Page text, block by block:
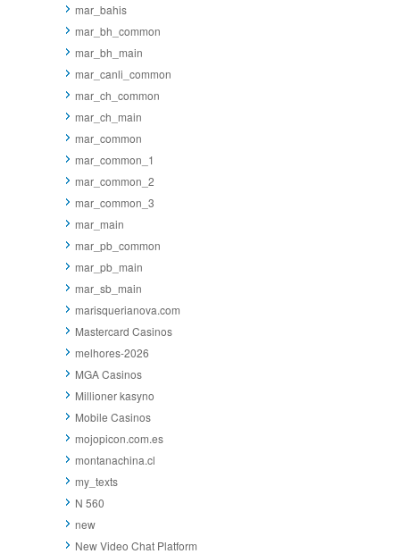
mar_bahis
mar_bh_common
mar_bh_main
mar_canli_common
mar_ch_common
mar_ch_main
mar_common
mar_common_1
mar_common_2
mar_common_3
mar_main
mar_pb_common
mar_pb_main
mar_sb_main
marisquerianova.com
Mastercard Casinos
melhores-2026
MGA Casinos
Millioner kasyno
Mobile Casinos
mojopicon.com.es
montanachina.cl
my_texts
N 560
new
New Video Chat Platform